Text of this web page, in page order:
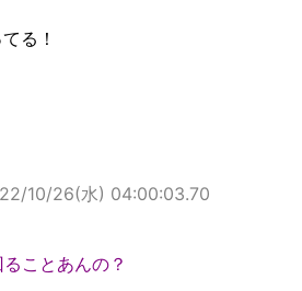
る！
10/26(水) 04:00:03.70
ことあんの？